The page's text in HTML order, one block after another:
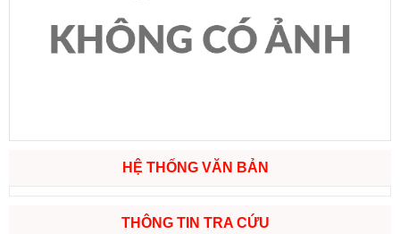
HỆ THỐNG VĂN BẢN
THÔNG TIN TRA CỨU